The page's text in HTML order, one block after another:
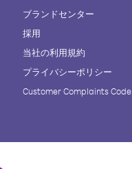
ブランドセンター
採用
当社の利用規約
プライバシーポリシー
Customer Complaints Code